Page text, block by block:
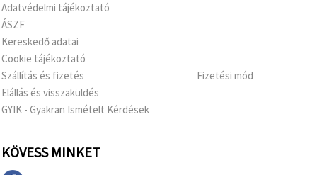
Adatvédelmi tájékoztató
ÁSZF
Kereskedő adatai
Cookie tájékoztató
Szállítás és fizetés
Elállás és visszaküldés
GYIK - Gyakran Ismételt Kérdések
Fizetési mód
KÖVESS MINKET